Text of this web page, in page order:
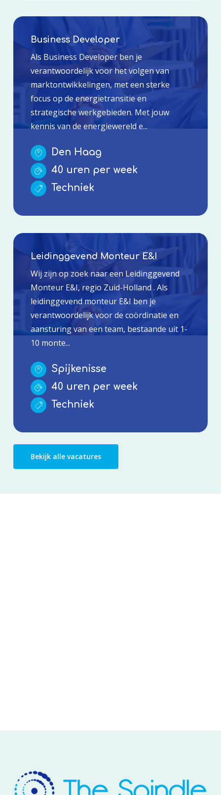
Business Developer
Als Business Developer ben je
verantwoordelijk voor het volgen van
marktontwikkelingen, met een sterke
focus op de energietransitie en
strategische werkgebieden. Met jouw
kennis van de energiewereld e...
Den Haag
40 uren per week
Techniek
Leidinggevend Monteur E&I
Wij zijn op zoek naar een Leidinggevend
Monteur E&I, regio Zuid-Holland . Als
leidinggevend monteur E&I ben je
verantwoordelijk voor de coördinatie en
aansturing van een team, bestaande uit 1-
10 monte...
Spijkenisse
40 uren per week
Techniek
Bekijk alle vacatures